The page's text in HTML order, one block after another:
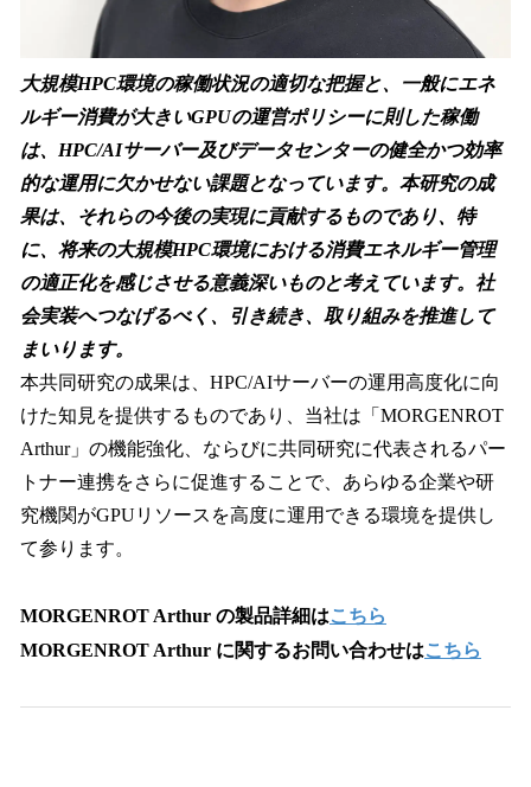
大規模HPC環境の稼働状況の適切な把握と、一般にエネ
ルギー消費が大きいGPUの運営ポリシーに則した稼働
は、HPC/AIサーバー及びデータセンターの健全かつ効率
的な運用に欠かせない課題となっています。本研究の成
果は、それらの今後の実現に貢献するものであり、特
に、将来の大規模HPC環境における消費エネルギー管理
の適正化を感じさせる意義深いものと考えています。社
会実装へつなげるべく、引き続き、取り組みを推進して
まいります。
本共同研究の成果は、HPC/AIサーバーの運用高度化に向
けた知見を提供するものであり、当社は「MORGENROT
Arthur」の機能強化、ならびに共同研究に代表されるパー
トナー連携をさらに促進することで、あらゆる企業や研
究機関がGPUリソースを高度に運用できる環境を提供し
て参ります。
MORGENROT Arthur の製品詳細はこちら
MORGENROT Arthur に関するお問い合わせはこちら